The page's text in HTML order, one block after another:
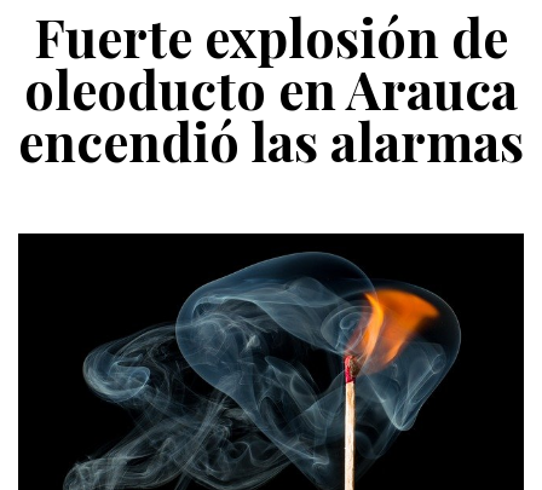
Fuerte explosión de
oleoducto en Arauca
encendió las alarmas